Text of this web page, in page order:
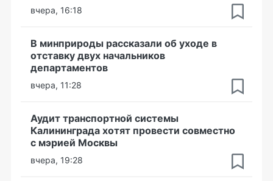
вчера, 16:18
В минприроды рассказали об уходе в
отставку двух начальников
департаментов
вчера, 11:28
Аудит транспортной системы
Калининграда хотят провести совместно
с мэрией Москвы
вчера, 19:28